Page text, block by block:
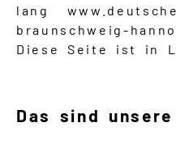
lang
braunschweig-
Diese Seite ist in
Das sind